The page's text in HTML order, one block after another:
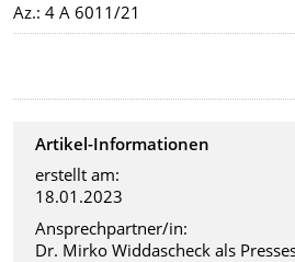
Az.: 4 A 6011/21
Artikel-Informationen
erstellt am:
18.01.2023
Ansprechpartner/in:
Dr. Mirko Widdascheck als